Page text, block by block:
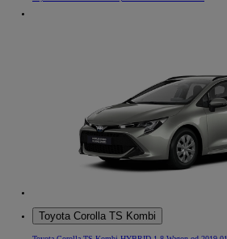
Toyota Corolla TS Kombi